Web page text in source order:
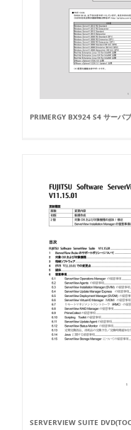
PRIMERGY BX924 S4 サーバ
SERVERVIEW SUITE